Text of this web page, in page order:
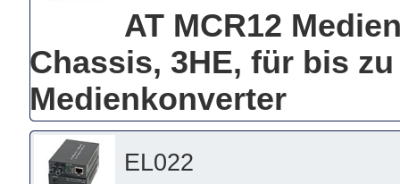
AT MCR12
Chassis, 3HE, für bis
Medienkonverter
EL022